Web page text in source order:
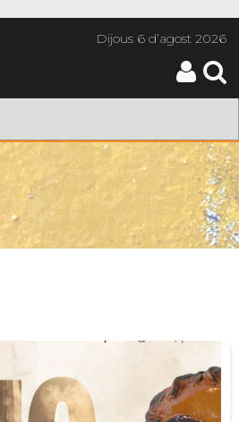
Dijous6 d’agost 2026